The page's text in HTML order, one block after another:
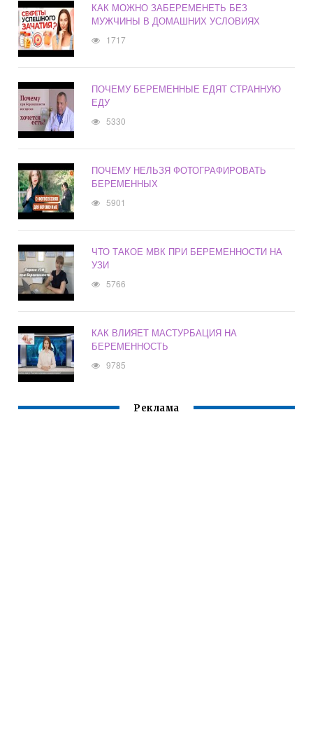
КАК МОЖНО ЗАБЕРЕМЕНЕТЬ БЕЗ
МУЖЧИНЫ В ДОМАШНИХ УСЛОВИЯХ
1717
ПОЧЕМУ БЕРЕМЕННЫЕ ЕДЯТ СТРАННУЮ
ЕДУ
5330
ПОЧЕМУ НЕЛЬЗЯ ФОТОГРАФИРОВАТЬ
БЕРЕМЕННЫХ
5901
ЧТО ТАКОЕ МВК ПРИ БЕРЕМЕННОСТИ НА
УЗИ
5766
КАК ВЛИЯЕТ МАСТУРБАЦИЯ НА
БЕРЕМЕННОСТЬ
9785
Реклама